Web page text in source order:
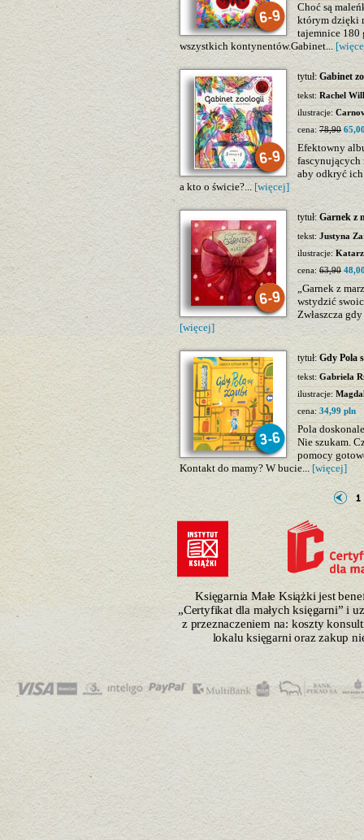
Choć są
którym dzięki
tajemnice 180
wszystkich kontynentów.Gabinet...
tytuł: Gabinet
tekst: Rachel
ilustracje:
cena: 78,90
Efektowny
fascynujących
aby odkryć
a kto o świcie?... [więcej]
tytuł: Garnek z
tekst: Justyna
ilustracje:
cena: 63,90
„Garnek z
wstydzić
Zwłaszcza
[więcej]
tytuł: Gdy Pola
tekst: Gabriela
ilustracje:
cena: 34,99 pln
Pola
Nie szukam.
pomocy
Kontakt do mamy? W bucie... [więcej]
Księgarnia Małe Książki jest
„Certyfikat dla małych księgarni” i
z przeznaczeniem na: koszty
lokalu księgarni oraz zakup